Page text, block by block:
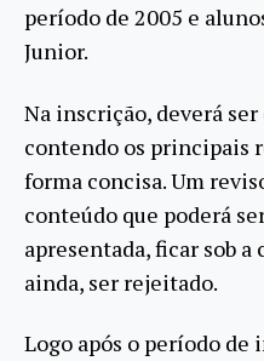
período de 2005 e
Junior.
Na inscrição, deverá
contendo os principais
forma concisa. Um
conteúdo que poderá
apresentada, ficar sob
ainda, ser rejeitado.
Logo após o período de